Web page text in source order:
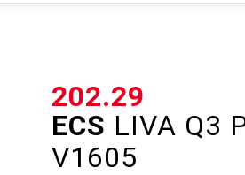
ECS LIVA Q3
V1605
CHF
202.29